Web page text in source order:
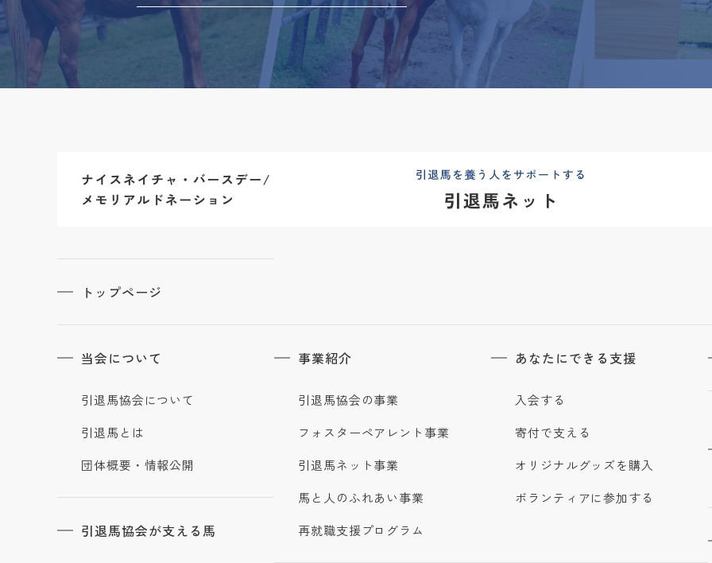
トップページ
当会について
引退馬協会について
引退馬とは
団体概要・情報公開
引退馬協会が支える馬
事業紹介
引退馬協会の事業
フォスターペアレント事業
引退馬ネット事業
馬と人のふれあい事業
再就職支援プログラム
あなたにできる支援
入会する
寄付で支える
オリジナルグッズを購入
ボランティアに参加する